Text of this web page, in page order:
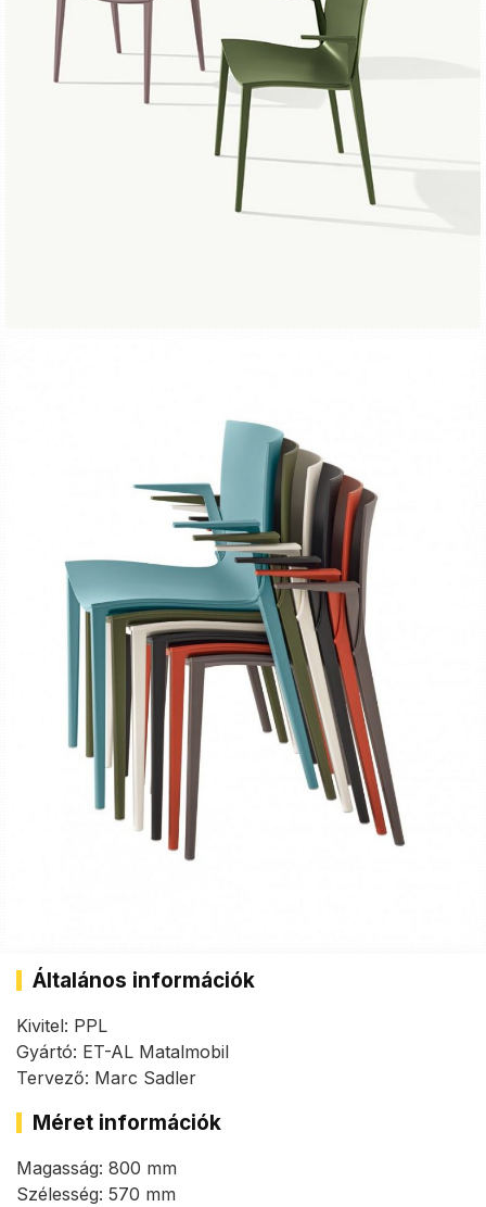
Általános információk
Kivitel: PPL
Gyártó: ET-AL Matalmobil
Tervező: Marc Sadler
Méret információk
Magasság: 800 mm
Szélesség: 570 mm